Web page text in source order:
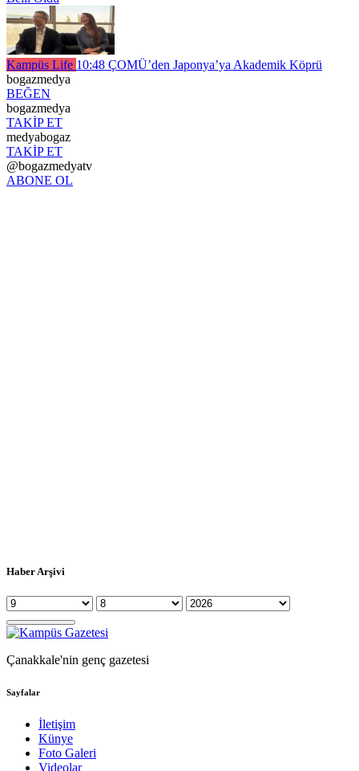
Kampüs Life 10:48 ÇOMÜ’den Japonya’ya Akademik Köprü
bogazmedya
BEĞEN
bogazmedya
TAKİP ET
medyabogaz
TAKİP ET
@bogazmedyatv
ABONE OL
Haber Arşivi
Çanakkale'nin genç gazetesi
Sayfalar
İletişim
Künye
Foto Galeri
Videolar